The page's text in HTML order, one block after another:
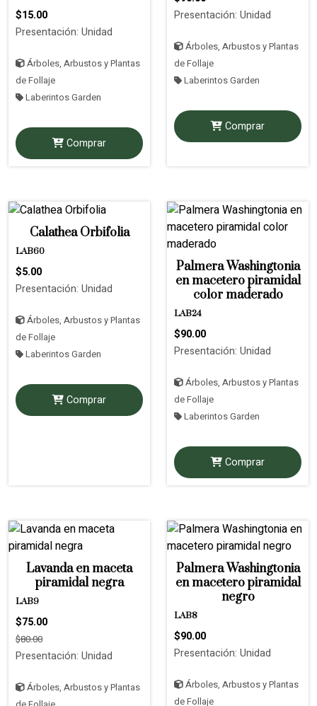
$15.00
Presentación: Unidad
Árboles, Arbustos y Plantas
de Follaje
Laberintos Garden
Comprar
Presentación: Unidad
Árboles, Arbustos y Plantas
de Follaje
Laberintos Garden
Comprar
Calathea Orbifolia
LAB60
$5.00
Presentación: Unidad
Árboles, Arbustos y Plantas
de Follaje
Laberintos Garden
Comprar
Palmera Washingtonia
en macetero piramidal
color maderado
LAB24
$90.00
Presentación: Unidad
Árboles, Arbustos y Plantas
de Follaje
Laberintos Garden
Comprar
Lavanda en maceta
piramidal negra
LAB9
$75.00
$80.00
Presentación: Unidad
Árboles, Arbustos y Plantas
Palmera Washingtonia
en macetero piramidal
negro
LAB8
$90.00
Presentación: Unidad
Árboles, Arbustos y Plantas
de Follaje